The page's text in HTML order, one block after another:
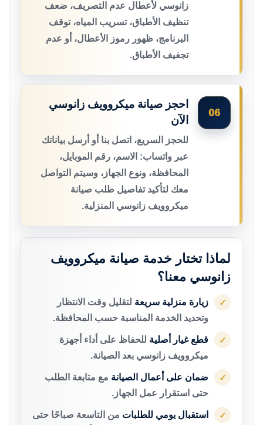
زانوسي لأعطال عدم التصريف، ضعف
تنظيف الأطباق، تسريب المياه، توقف
البرنامج، ظهور رموز الأعطال، أو عدم
تجفيف الأطباق.
06
احجز صيانة ميكروويف زانوسي
الآن
للحجز السريع، اتصل بنا أو أرسل بياناتك
عبر واتساب: الاسم، رقم الموبايل،
المحافظة، ونوع الجهاز، وسيتم التواصل
معك لتأكيد تفاصيل طلب صيانة
ميكروويف زانوسي المنزلية.
لماذا تختار خدمة صيانة ميكروويف
زانوسي معنا؟
✓ زيارة منزلية سريعة لتقليل وقت الانتظار
وتحديد الخدمة المناسبة حسب المحافظة.
✓ قطع غيار أصلية للحفاظ على أداء أجهزة
ميكروويف زانوسي بعد الصيانة.
✓ ضمان على أعمال الصيانة مع متابعة الطلب
حتى استقرار عمل الجهاز.
✓ استقبال يومي للطلبات من التاسعة صباحًا حتى